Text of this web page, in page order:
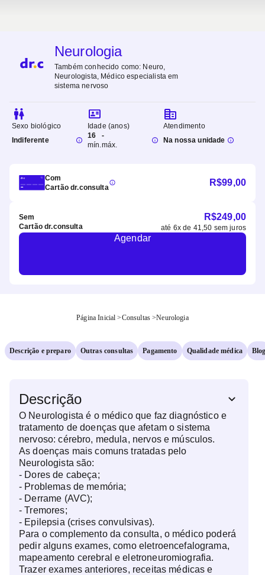
Neurologia
Também conhecido como: Neuro,
Neurologista, Médico especialista em
sistema nervoso
Sexo biológico
Indiferente
Idade (anos)
16
mín.
-
máx.
Atendimento
Na nossa unidade
Com
Cartão dr.consulta
R$99,00
Sem
Cartão dr.consulta
R$249,00
até 6x de 41,50 sem juros
Agendar
Página Inicial >Consultas >Neurologia
Descrição e preparo Outras consultas Pagamento Qualidade médica
Descrição
O Neurologista é o médico que faz diagnóstico e
tratamento de doenças que afetam o sistema
nervoso: cérebro, medula, nervos e músculos.
As doenças mais comuns tratadas pelo
Neurologista são:
- Dores de cabeça;
- Problemas de memória;
- Derrame (AVC);
- Tremores;
- Epilepsia (crises convulsivas).
Para o complemento da consulta, o médico poderá
pedir alguns exames, como eletroencefalograma,
mapeamento cerebral e eletroneuromiografia.
Trazer exames anteriores, receitas médicas e